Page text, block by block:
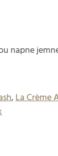
napne
,La Crème